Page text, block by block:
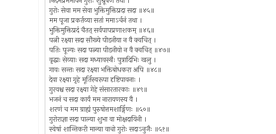
गुरोः सेवा मम सेवा भुक्तिमुक्तिप्रदा सदा ॥४५॥
मम पूजा प्रकर्तव्या सतां ममाऽर्चनं तथा ।
भुक्तिमुक्तिप्रदं चैतत् सर्वपापप्रणाशकम् ॥४६॥
पत्नी रक्ष्या सदा सौख्ये पीडनीया न वै क्वचित् ।
पतिः पूज्यः सदा पत्न्या पीडनीयो न वै क्वचित् ॥४७॥
वृद्धाः सेव्याः सदा मध्यावस्थैः पुत्रादिभिः खलु ।
गावः सन्तः सदा रक्ष्या भक्तिबोधकरा अपि ॥४८॥
देवा रक्ष्या गृहे मूर्तिस्वरूपा दृष्टिपावनाः ।
गुरवश्च सदा रक्ष्या गेहे संसारतारकाः ॥४९॥
भजनं च सदा कार्यं मम नारायणस्य वै ।
शरणं च मम ग्राह्यं पुरुषोत्तमशार्ङ्गिणः ॥५०॥
गुरोराज्ञा सदा पाल्या शुभा वा मोक्षदायिनी ।
स्वेषां शान्तिकरी मान्या वाचो गुरोः सदाऽनुजैः ॥५१॥